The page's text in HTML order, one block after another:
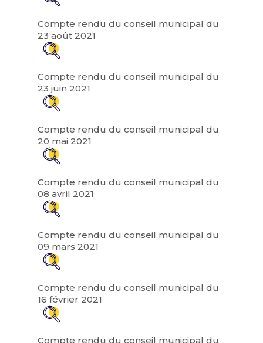
Compte rendu du conseil municipal du
23 août 2021
Compte rendu du conseil municipal du
23 juin 2021
Compte rendu du conseil municipal du
20 mai 2021
Compte rendu du conseil municipal du
08 avril 2021
Compte rendu du conseil municipal du
09 mars 2021
Compte rendu du conseil municipal du
16 février 2021
Compte rendu du conseil municipal du